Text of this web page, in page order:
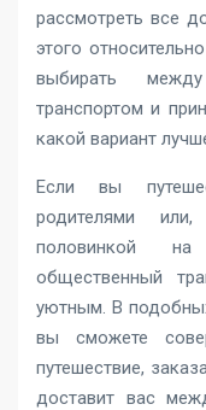
рассмотреть все
этого
выбирать
транспортом и
какой вариант
Если вы
родителями
половинкой
общественный
уютным. В
вы сможете
путешествие,
доставит вас